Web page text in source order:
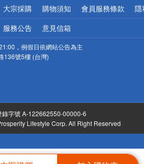
大宗採購 購物須知 會員服務條款 隱
服務公告 意見信箱
，例假日依網站公告為主
136號5樓 (台灣)
錄字號 A-122662550-00000-6
Lifestyle Corp. All Right Reserved